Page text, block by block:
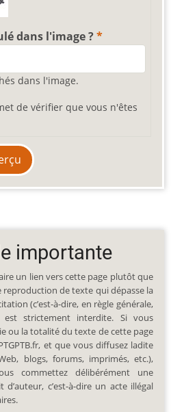
dans l'image ?
dans l'image.
de vérifier que vous n'êtes
importante
un lien vers cette page plutôt que
reproduction de texte qui dépasse la
(c’est-à-dire, en règle générale,
strictement interdite. Si vous
ou la totalité du texte de cette page
et que vous diffusez ladite
blogs, forums, imprimés, etc.),
commettez délibérément une
c’est-à-dire un acte illégal